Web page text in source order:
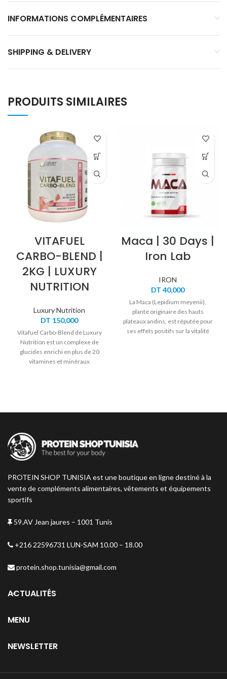
INFORMATIONS COMPLÉMENTAIRES
SHIPPING & DELIVERY
PRODUITS SIMILAIRES
VITAFUEL
CARBO-BLEND |
2KG | LUXURY
NUTRITION
Luxury Nutrition
DT 150,000
Vitafuel Carbo-Blend de Luxury
Nutrition est un complexe de
glucides enrichi en plus de 20
vitamines et minéraux
Maca | 30 Days |
Iron Lab
IRON
DT 40,000
La Maca (Lepidium meyenii),
plante originaire des hauts
plateaux andins, est réputée pour
ses effets positifs sur la vitalité
Maca hautement concentrée est
PROTEIN SHOP TUNISIA est une boutique en ligne destiné à la
vente de compléments alimentaires, vêtements et équipements
sportifs
59.AV Jean jaures – 1001 Tunis
+216 22596731 LUN-SAM 10.00 – 18.00
protein.shop.tunisia@gmail.com
ACTUALITÉS
MENU
NEWSLETTER